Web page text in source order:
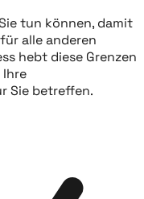
tun können, damit
alle anderen
hebt diese Grenzen
Sie betreffen.